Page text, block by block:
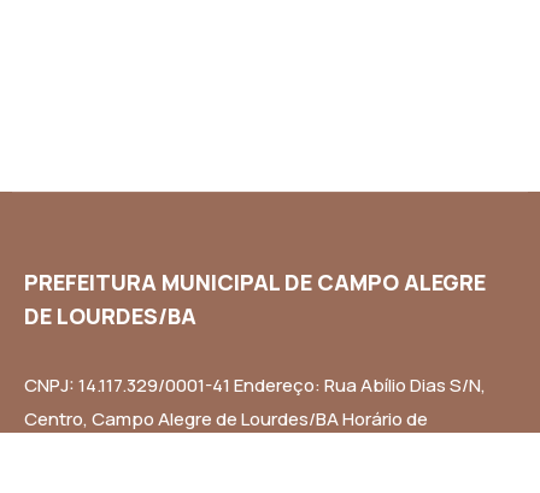
PREFEITURA MUNICIPAL DE CAMPO ALEGRE
DE LOURDES/BA
CNPJ: 14.117.329/0001-41 Endereço: Rua Abílio Dias S/N,
Centro, Campo Alegre de Lourdes/BA Horário de